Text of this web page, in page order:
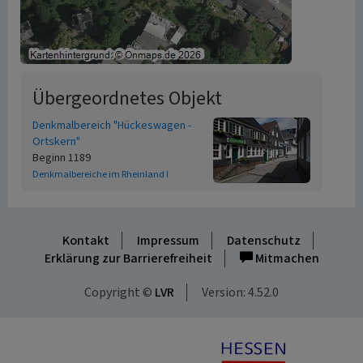
Übergeordnetes Objekt
Denkmalbereich "Hückeswagen -
Ortskern"
Beginn 1189
Denkmalbereiche im Rheinland I
Kontakt Impressum
Datenschutz
Erklärung zur Barrierefreiheit
Mitmachen
Copyright © LVR Version: 4.52.0